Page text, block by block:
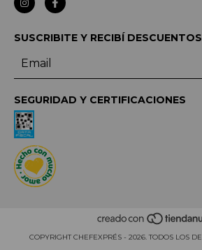
SUSCRIBITE Y RECIBÍ DESCUENTOS
SEGURIDAD Y CERTIFICACIONES
COPYRIGHT CHEFEXPRÉS - 2026. TODOS LOS